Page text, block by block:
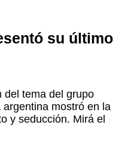
su último
del tema del grupo
mostró en la
y seducción. Mirá el